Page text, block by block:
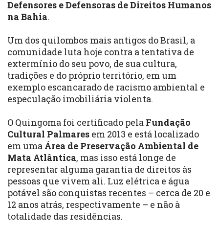
Defensores e Defensoras de Direitos Humanos
na Bahia.
Um dos quilombos mais antigos do Brasil, a
comunidade luta hoje contra a tentativa de
extermínio do seu povo, de sua cultura,
tradições e do próprio território, em um
exemplo escancarado de racismo ambiental e
especulação imobiliária violenta.
O Quingoma foi certificado pela Fundação
Cultural Palmares em 2013 e está localizado
em uma Área de Preservação Ambiental de
Mata Atlântica, mas isso está longe de
representar alguma garantia de direitos às
pessoas que vivem ali. Luz elétrica e água
potável são conquistas recentes – cerca de 20 e
12 anos atrás, respectivamente – e não à
totalidade das residências.